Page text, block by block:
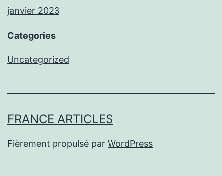
janvier 2023
Categories
Uncategorized
FRANCE ARTICLES
Fièrement propulsé par WordPress